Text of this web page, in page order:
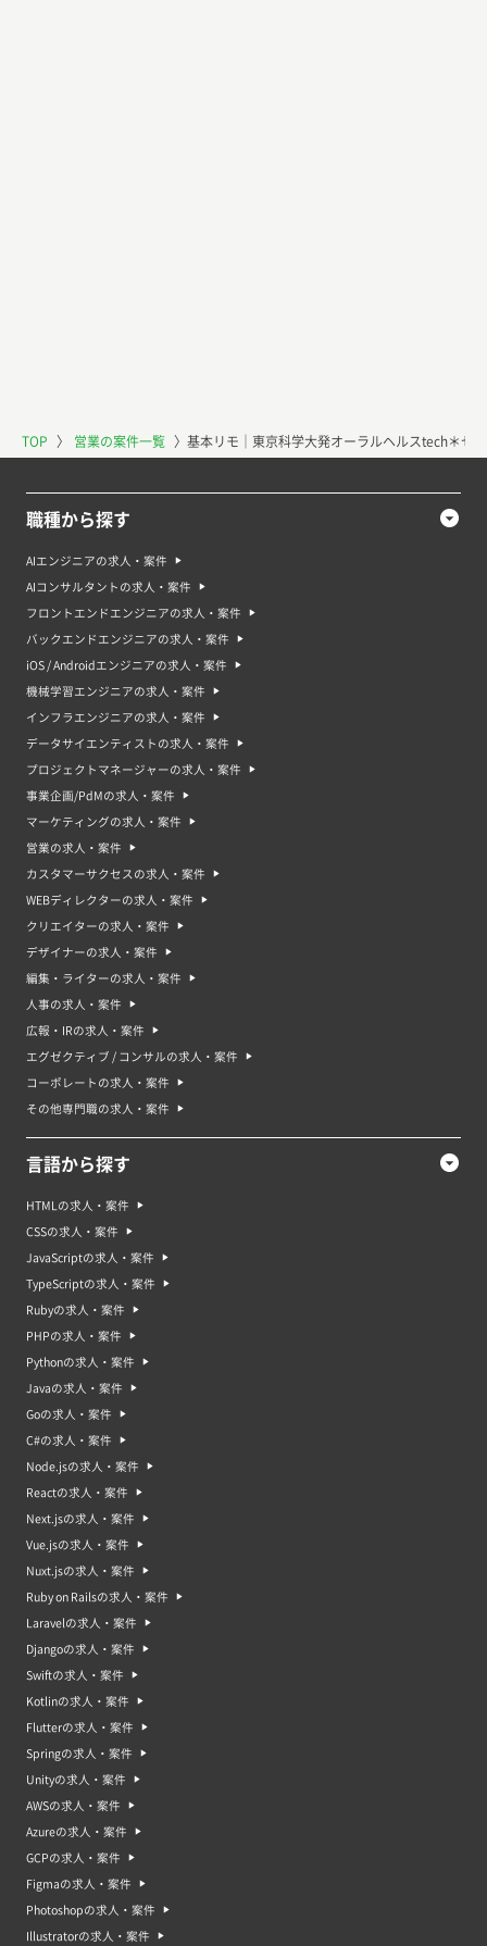
TOP 〉 営業の案件一覧 〉 基本リモ｜東京科学大発オーラルヘルスtech＊セ
職種から探す
AIエンジニアの求人・案件
AIコンサルタントの求人・案件
フロントエンドエンジニアの求人・案件
バックエンドエンジニアの求人・案件
iOS / Androidエンジニアの求人・案件
機械学習エンジニアの求人・案件
インフラエンジニアの求人・案件
データサイエンティストの求人・案件
プロジェクトマネージャーの求人・案件
事業企画/PdMの求人・案件
マーケティングの求人・案件
営業の求人・案件
カスタマーサクセスの求人・案件
WEBディレクターの求人・案件
クリエイターの求人・案件
デザイナーの求人・案件
編集・ライターの求人・案件
人事の求人・案件
広報・IRの求人・案件
エグゼクティブ / コンサルの求人・案件
コーポレートの求人・案件
その他専門職の求人・案件
言語から探す
HTMLの求人・案件
CSSの求人・案件
JavaScriptの求人・案件
TypeScriptの求人・案件
Rubyの求人・案件
PHPの求人・案件
Pythonの求人・案件
Javaの求人・案件
Goの求人・案件
C#の求人・案件
Node.jsの求人・案件
Reactの求人・案件
Next.jsの求人・案件
Vue.jsの求人・案件
Nuxt.jsの求人・案件
Ruby on Railsの求人・案件
Laravelの求人・案件
Djangoの求人・案件
Swiftの求人・案件
Kotlinの求人・案件
Flutterの求人・案件
Springの求人・案件
Unityの求人・案件
AWSの求人・案件
Azureの求人・案件
GCPの求人・案件
Figmaの求人・案件
Photoshopの求人・案件
Illustratorの求人・案件